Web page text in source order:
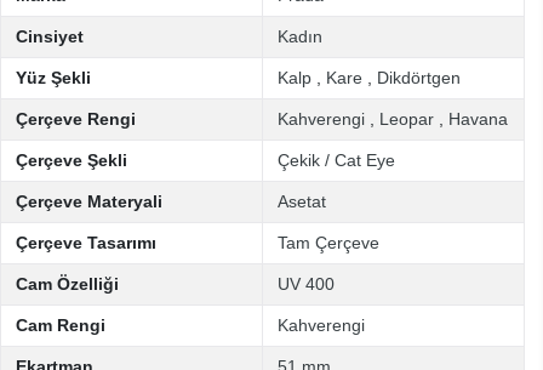
Cinsiyet Kadın
Yüz Şekli Kalp Kare Dikdörtgen
Çerçeve Rengi Kahverengi Leopar Havana
Çerçeve Şekli Çekik / Cat Eye
Çerçeve Materyali Asetat
Çerçeve Tasarımı Tam Çerçeve
Cam Özelliği UV 400
Cam Rengi Kahverengi